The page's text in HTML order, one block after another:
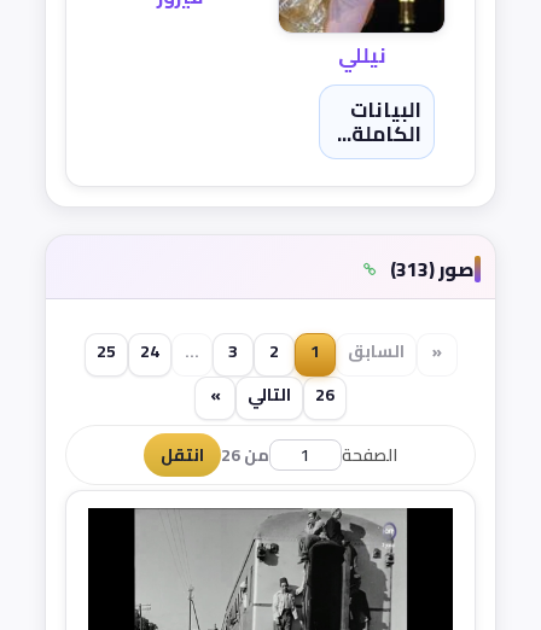
نيللي
البيانات
الكاملة...
صور (313)
« السابق 1
2
3
...
24
25
26
التالي
»
الصفحة
من 26 انتقل